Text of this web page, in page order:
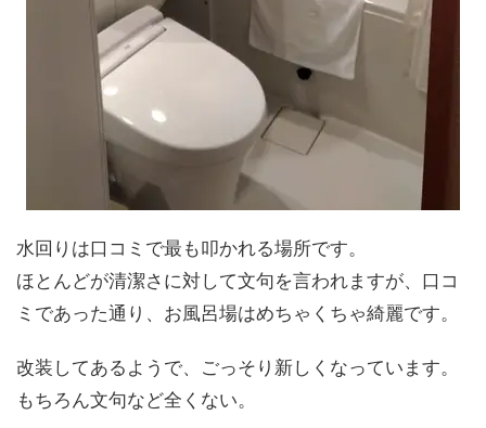
水回りは口コミで最も叩かれる場所です。
ほとんどが清潔さに対して文句を言われますが、口コ
ミであった通り、お風呂場はめちゃくちゃ綺麗です。
改装してあるようで、ごっそり新しくなっています。
もちろん文句など全くない。